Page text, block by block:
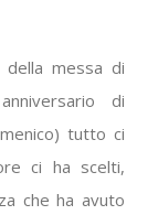
messa di
di
tutto ci
ci ha scelti,
che ha avuto